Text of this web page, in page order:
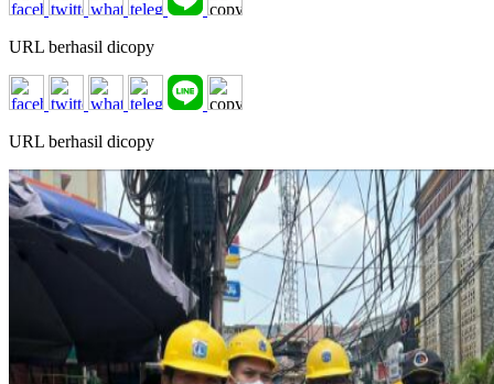
URL berhasil dicopy
URL berhasil dicopy